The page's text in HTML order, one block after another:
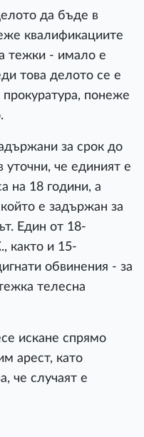
да бъде в
квалификациите
тежки - имало е
това делото се е
понеже
за срок до
че единият е
на 18 години, а
е задържан за
Един от 18-
както и 15-
обвинения - за
телесна
искане спрямо
арест, като
че случаят е